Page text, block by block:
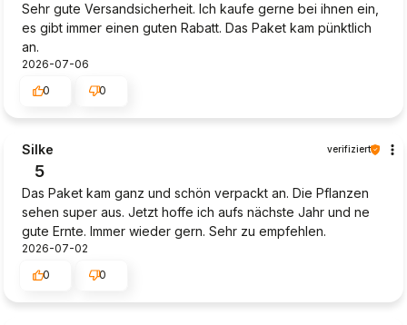
Sehr gute Versandsicherheit. Ich kaufe gerne bei ihnen ein,
es gibt immer einen guten Rabatt. Das Paket kam pünktlich
an.
2026-07-06
0
0
Silke verifiziert
5
Das Paket kam ganz und schön verpackt an. Die Pflanzen
sehen super aus. Jetzt hoffe ich aufs nächste Jahr und ne
gute Ernte. Immer wieder gern. Sehr zu empfehlen.
2026-07-02
0
0